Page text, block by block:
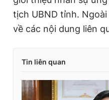
tịch UBND tỉnh.
về các nội dung liên
Tin liên quan